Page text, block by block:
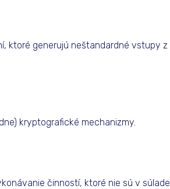
ktoré generujú neštandardné vstupy z
kryptografické mechanizmy.
činností, ktoré nie sú v súlade